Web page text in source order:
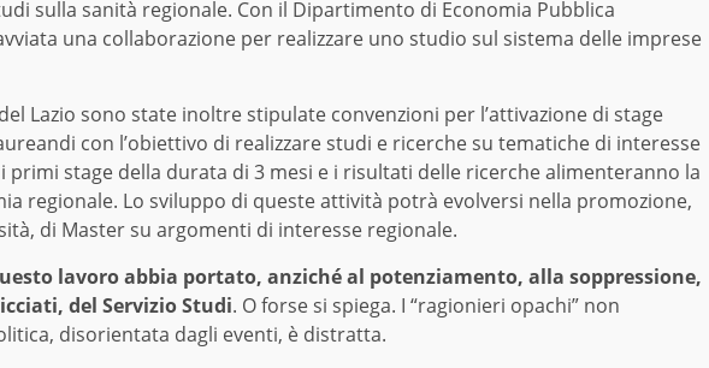
sulla sanità regionale. Con il Dipartimento di Economia Pubblica
una collaborazione per realizzare uno studio sul sistema delle imprese
Lazio sono state inoltre stipulate convenzioni per l’attivazione di stage
con l’obiettivo di realizzare studi e ricerche su tematiche di interesse
stage della durata di 3 mesi e i risultati delle ricerche alimenteranno la
regionale. Lo sviluppo di queste attività potrà evolversi nella promozione,
di Master su argomenti di interesse regionale.
lavoro abbia portato, anziché al potenziamento, alla soppressione,
del Servizio Studi. O forse si spiega. I “ragionieri opachi” non
disorientata dagli eventi, è distratta.